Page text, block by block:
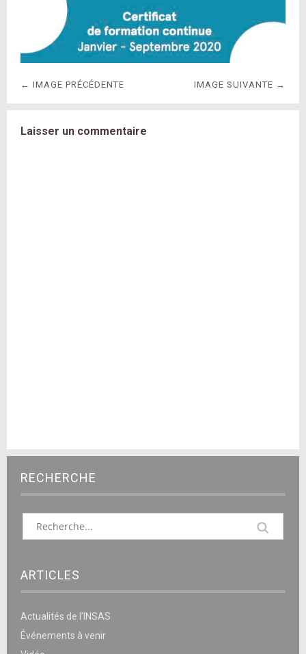
← IMAGE PRÉCÉDENTE IMAGE SUIVANTE →
Laisser un commentaire
RECHERCHE
ARTICLES
Actualités de l’INSAS
Événements à venir